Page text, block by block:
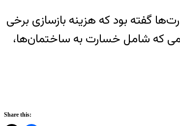
گفته بود که هزینه بازسازی برخی
تومان آسیب دیده است»؛ رقمی که شامل خسارت به ساختمان‌ها،
Share this: